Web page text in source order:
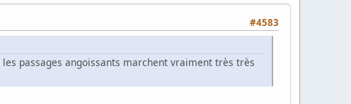
#4583
passages angoissants marchent vraiment très très